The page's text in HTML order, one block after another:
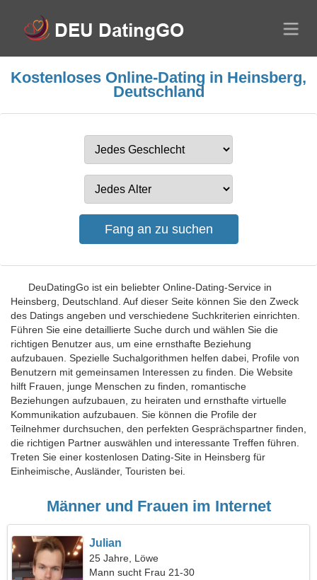
Kostenloses Online-Dating in Heinsberg,
Deutschland
DeuDatingGo ist ein beliebter Online-Dating-Service in
Heinsberg, Deutschland. Auf dieser Seite können Sie den Zweck
des Datings angeben und verschiedene Suchkriterien einrichten.
Führen Sie eine detaillierte Suche durch und wählen Sie die
richtigen Benutzer aus, um eine ernsthafte Beziehung
aufzubauen. Spezielle Suchalgorithmen helfen dabei, Profile von
Benutzern mit gemeinsamen Interessen zu finden. Die Website
hilft Frauen, junge Menschen zu finden, romantische
Beziehungen aufzubauen, zu heiraten und ernsthafte virtuelle
Kommunikation aufzubauen. Sie können die Profile der
Teilnehmer durchsuchen, den perfekten Gesprächspartner finden,
die richtigen Partner auswählen und interessante Treffen führen.
Treten Sie einer kostenlosen Dating-Site in Heinsberg für
Einheimische, Ausländer, Touristen bei.
Männer und Frauen im Internet
Julian
25 Jahre, Löwe
Mann sucht Frau 21-30